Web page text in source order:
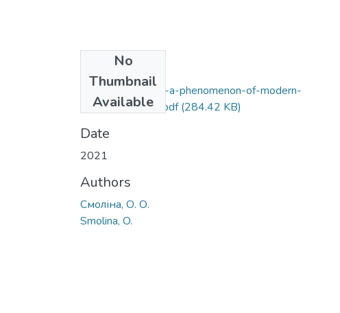
No
Thumbnail
Available
orthodox-joke-as-a-phenomenon-of-modern-
orthodox-culture.pdf(284.42 KB)
Date
2021
Authors
Смоліна, О. О.
Smolina, O.